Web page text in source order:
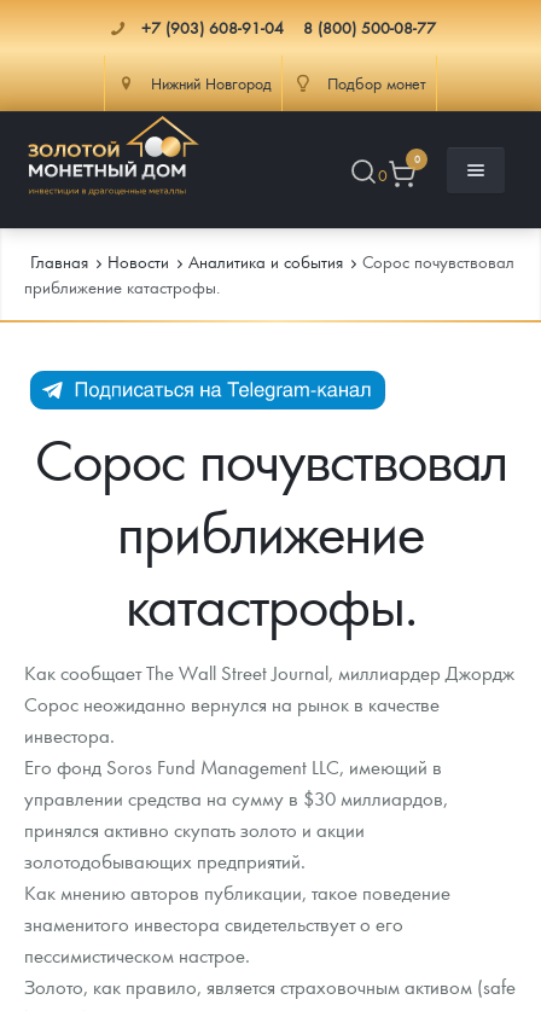
+7 (903) 608-91-04 8 (800) 500-08-77
Нижний Новгород Подбор монет
0
0
Каталог Монет
Инвестиционные монеты
Памятные и старинные монеты
Памятные монеты России и СССР
Монеты Царской России
Монеты стран мира после 1950г
Монеты и жетоны ЗМД
Георгий Победоносец
Золотой червонец Сеятель
Золотые слитки
Аксессуары
Гарри Поттер
Флот: ледоколы и корабли
Жетоны "Необыкновенные обитатели глубин"
Инфо
Как сделать заказ
Выкуп монет
Выкуп серебряных монет
Вопрос - ответ
Памятка для работы с монетами из драгметаллов
Условия возврата
Политика конфиденциальности
Политика использования Cookies
Доставка
Распродажа монет и жетонов
Аналитика и события
Итоги 2025 года. Прогноз курсов золота, серебра, платины на
2026 год
Cтатьи
Георгий Победоносец - динамика цен
Курс золота и серебра
Лом выкуп
Скупка слитков
Контакты
О нас
Наши преимущества
Письмо директору
Пресс-служба
Главная Новости Аналитика и события
Сорос почувствовал
приближение катастрофы.
Сорос почувствовал
приближение
катастрофы.
Как сообщает The Wall Street Journal, миллиардер Джордж
Сорос неожиданно вернулся на рынок в качестве
инвестора.
Его фонд Soros Fund Management LLC, имеющий в
управлении средства на сумму в $30 миллиардов,
принялся активно скупать золото и акции
золотодобывающих предприятий.
Как мнению авторов публикации, такое поведение
знаменитого инвестора свидетельствует о его
пессимистическом настрое.
Золото, как правило, является страховочным активом (safe